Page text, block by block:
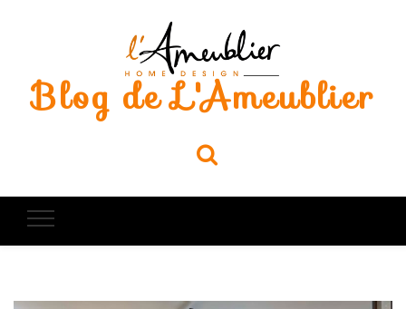
Blog de L'Ameublier